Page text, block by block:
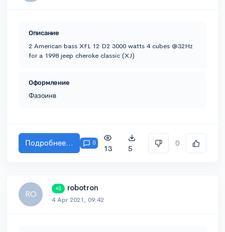
Описание
2 American bass XFL 12 D2 3000 watts 4 cubes @32Hz
for a 1998 jeep cheroke classic (XJ)
Оформление
Фазоинв
Подробнее... 0
13 5
0
RO
+3 robotron
4 Apr 2021, 09:42